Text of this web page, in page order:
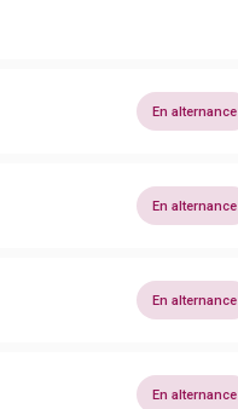
En alternance
En alternance
En alternance
En alternance